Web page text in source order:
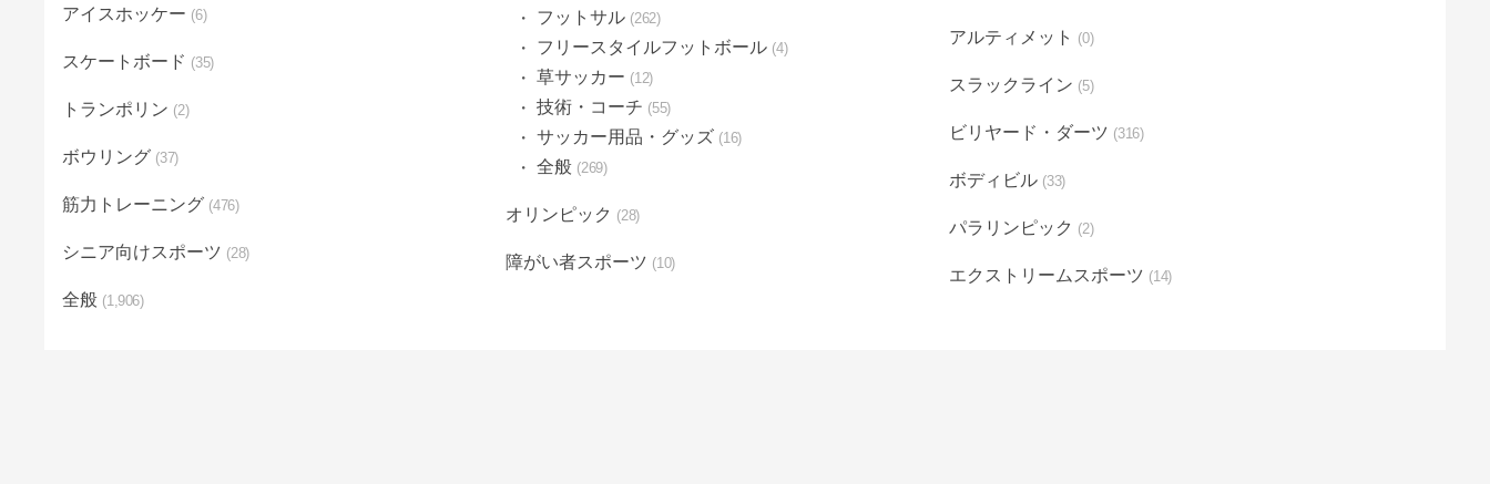
フットサル 262
フリースタイルフットボール 4
草サッカー 12
技術・コーチ 55
サッカー用品・グッズ 16
全般 269
アイスホッケー 6
アルティメット 0
スケートボード 35
スラックライン 5
トランポリン 2
ビリヤード・ダーツ 316
ボウリング 37
ボディビル 33
筋力トレーニング 476 オリンピック 28
パラリンピック 2
シニア向けスポーツ 28 障がい者スポーツ 10
エクストリームスポーツ 14
全般 1,906